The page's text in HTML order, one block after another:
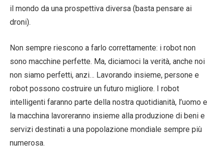
il mondo da una prospettiva diversa (basta pensare ai
droni).
Non sempre riescono a farlo correttamente: i robot non
sono macchine perfette. Ma, diciamoci la verità, anche noi
non siamo perfetti, anzi… Lavorando insieme, persone e
robot possono costruire un futuro migliore. I robot
intelligenti faranno parte della nostra quotidianità, l’uomo e
la macchina lavoreranno insieme alla produzione di beni e
servizi destinati a una popolazione mondiale sempre più
numerosa.